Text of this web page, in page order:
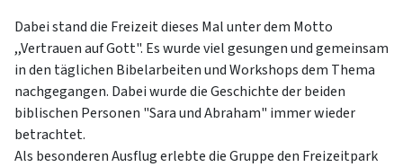
Dabei stand die Freizeit dieses Mal unter dem Motto
,,Vertrauen auf Gott". Es wurde viel gesungen und gemeinsam
in den täglichen Bibelarbeiten und Workshops dem Thema
nachgegangen. Dabei wurde die Geschichte der beiden
biblischen Personen "Sara und Abraham" immer wieder
betrachtet.
Als besonderen Ausflug erlebte die Gruppe den Freizeitpark